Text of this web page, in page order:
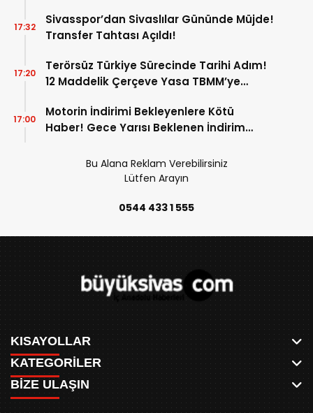
Sivasspor’dan Sivaslılar Gününde Müjde!
Transfer Tahtası Açıldı!
17:32
Terörsüz Türkiye Sürecinde Tarihi Adım!
12 Maddelik Çerçeve Yasa TBMM’ye
17:20
Motorin İndirimi Bekleyenlere Kötü
Haber! Gece Yarısı Beklenen İndirim
17:00
Bu Alana Reklam Verebilirsiniz
Lütfen Arayın
0544 433 1 555
KISAYOLLAR
ANASAYFA
AKSU CANLI
MEYDAN CANLI
KATEGORİLER
WHATSAPP
BİZE ULAŞIN